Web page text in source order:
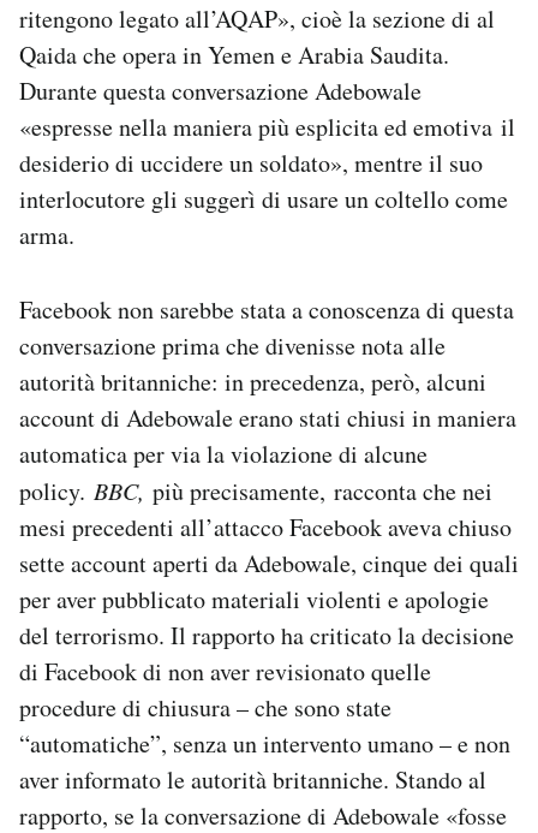
ritengono legato all’AQAP», cioè la sezione di al
Qaida che opera in Yemen e Arabia Saudita.
Durante questa conversazione Adebowale
«espresse nella maniera più esplicita ed emotiva il
desiderio di uccidere un soldato», mentre il suo
interlocutore gli suggerì di usare un coltello come
arma.
Facebook non sarebbe stata a conoscenza di questa
conversazione prima che divenisse nota alle
autorità britanniche: in precedenza, però, alcuni
account di Adebowale erano stati chiusi in maniera
automatica per via la violazione di alcune
policy. BBC, più precisamente, racconta che nei
mesi precedenti all’attacco Facebook aveva chiuso
sette account aperti da Adebowale, cinque dei quali
per aver pubblicato materiali violenti e apologie
del terrorismo. Il rapporto ha criticato la decisione
di Facebook di non aver revisionato quelle
procedure di chiusura – che sono state
“automatiche”, senza un intervento umano – e non
aver informato le autorità britanniche. Stando al
rapporto, se la conversazione di Adebowale «fosse